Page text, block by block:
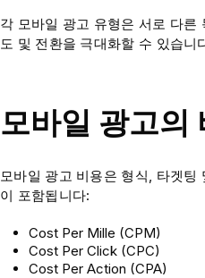
각 모바일 광고 유형은 서로 다른
도 및 전환을 극대화할 수 있습니
모바일 광고의
모바일 광고 비용은 형식, 타겟
이 포함됩니다:
Cost Per Mille (CPM)
Cost Per Click (CPC)
Cost Per Action (CPA)